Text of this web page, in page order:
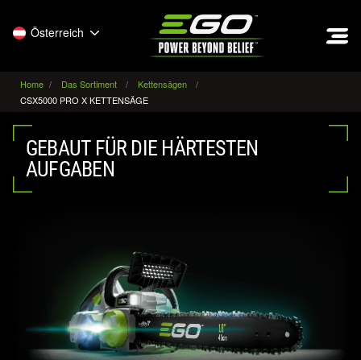
Österreich
Home Das Sortiment
Kettensägen
CSX5000 PRO X KETTENSÄGE
GEBAUT FÜR DIE HÄRTESTEN
AUFGABEN